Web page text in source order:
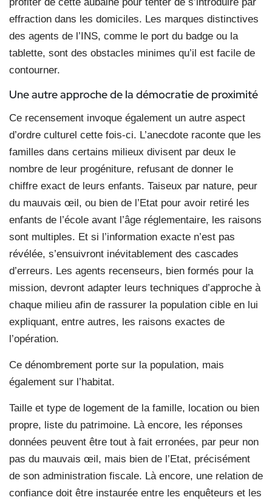
effraction dans les domiciles. Les marques distinctives
des agents de l’INS, comme le port du badge ou la
tablette, sont des obstacles minimes qu’il est facile de
contourner.
Une autre approche de la démocratie de proximité
Ce recensement invoque également un autre aspect
d’ordre culturel cette fois-ci. L’anecdote raconte que les
familles dans certains milieux divisent par deux le
nombre de leur progéniture, refusant de donner le
chiffre exact de leurs enfants. Taiseux par nature, peur
du mauvais œil, ou bien de l’Etat pour avoir retiré les
enfants de l’école avant l’âge réglementaire, les raisons
sont multiples. Et si l’information exacte n’est pas
révélée, s’ensuivront inévitablement des cascades
d’erreurs. Les agents recenseurs, bien formés pour la
mission, devront adapter leurs techniques d’approche à
chaque milieu afin de rassurer la population cible en lui
expliquant, entre autres, les raisons exactes de
l’opération.
Ce dénombrement porte sur la population, mais
également sur l’habitat.
Taille et type de logement de la famille, location ou bien
propre, liste du patrimoine. Là encore, les réponses
données peuvent être tout à fait erronées, par peur non
pas du mauvais œil, mais bien de l’Etat, précisément
de son administration fiscale. Là encore, une relation de
confiance doit être instaurée entre les enquêteurs et les